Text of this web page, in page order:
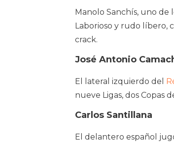
Manolo Sanchís, uno de
Laborioso y rudo líbero,
crack.
José Antonio
El lateral izquierdo del
nueve Ligas, dos Copas
Carlos Santillana
El delantero español